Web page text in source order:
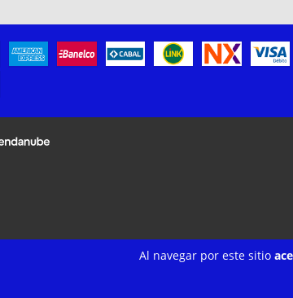
Al navegar por este sitio